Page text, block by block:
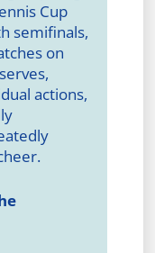
Cup
semifinals,
on
actions,